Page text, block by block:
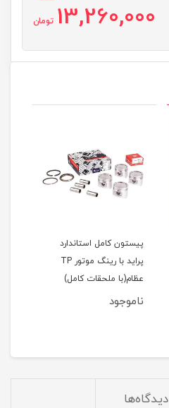
13,260,000 تومان
پیستون کامل استاندارد
پراید با رینگ موتور TP
عظام(با ملحقات کامل)
ناموجود
دیدگاه‌ها